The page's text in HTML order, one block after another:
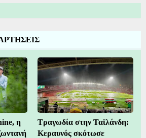
η
Τραγωδία στην Ταϊλάνδη:
Κεραυνός σκότωσε